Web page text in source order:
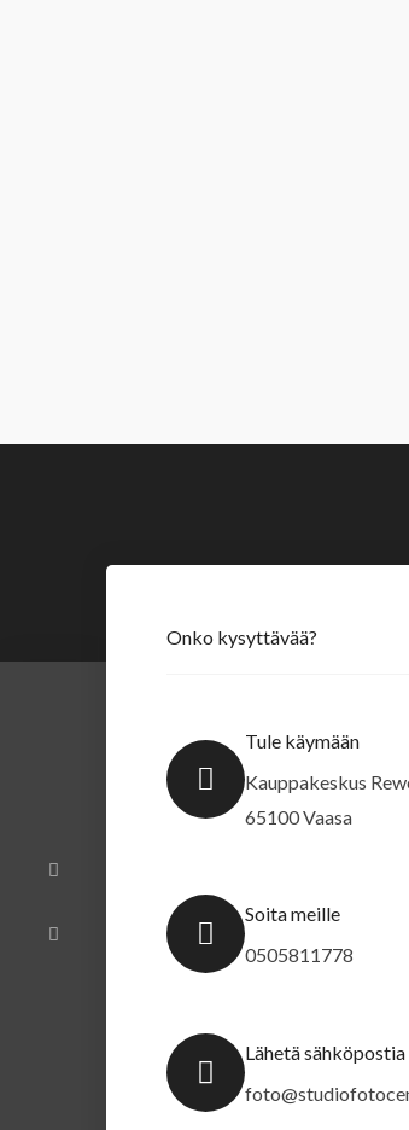
c
e
o
s
t
r
Onko kysyttävää?
Tule käymään
Kauppakeskus
65100 Vaasa
Soita meille
0505811778
Lähetä sähköpostia